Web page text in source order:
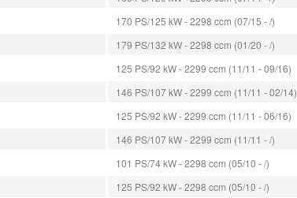
170 PS/125 kW - 2298 ccm (07/15 - /)
179 PS/132 kW - 2298 ccm (01/20 - /)
125 PS/92 kW - 2299 ccm (11/11 - 09/16)
146 PS/107 kW - 2299 ccm (11/11 - 02/14)
125 PS/92 kW - 2299 ccm (11/11 - 06/16)
146 PS/107 kW - 2299 ccm (11/11 - /)
101 PS/74 kW - 2298 ccm (05/10 - /)
125 PS/92 kW - 2298 ccm (05/10 - /)